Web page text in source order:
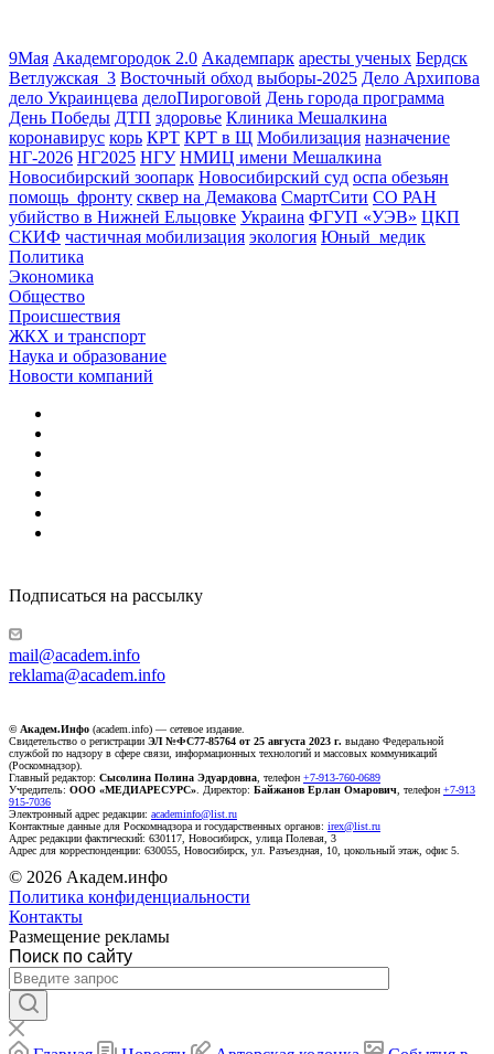
9Мая Академгородок 2.0 Академпарк аресты ученых Бердск
Ветлужская_3 Восточный обход выборы-2025 Дело Архипова
дело Украинцева делоПироговой День города программа
День Победы ДТП здоровье Клиника Мешалкина
коронавирус корь КРТ КРТ в Щ Мобилизация назначение
НГ-2026 НГ2025 НГУ НМИЦ имени Мешалкина
Новосибирский зоопарк Новосибирский суд оспа обезьян
помощь_фронту сквер на Демакова СмартСити СО РАН
убийство в Нижней Ельцовке Украина ФГУП «УЭВ» ЦКП
СКИФ частичная мобилизация экология Юный_медик
Политика
Экономика
Общество
Происшествия
ЖКХ и транспорт
Наука и образование
Новости компаний
Подписаться на рассылку
mail@academ.info
reklama@academ.info
© Академ.Инфо (academ.info) — сетевое издание.
Свидетельство о регистрации ЭЛ №ФС77-85764 от 25 августа 2023 г. выдано Федеральной
службой по надзору в сфере связи, информационных технологий и массовых коммуникаций
(Роскомнадзор).
Главный редактор: Сысолина Полина Эдуардовна , телефон +7-913-760-0689
Учредитель: ООО «МЕДИАРЕСУРС» . Директор: Байжанов Ерлан Омарович , телефон +7-913
915-7036
Электронный адрес редакции: academinfo@list.ru
Контактные данные для Роскомнадзора и государственных органов: irex@list.ru
Адрес редакции фактический: 630117, Новосибирск, улица Полевая, 3
Адрес для корреспонденции: 630055, Новосибирск, ул. Разъездная, 10, цокольный этаж, офис 5.
© 2026 Академ.инфо
Политика конфиденциальности
Контакты
Размещение рекламы
Поиск по сайту